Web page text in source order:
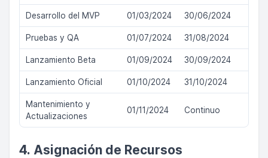
Desarrollo del MVP 01/03/2024 30/06/2024
Pruebas y QA 01/07/2024 31/08/2024
Lanzamiento Beta 01/09/2024 30/09/2024
Lanzamiento Oficial 01/10/2024 31/10/2024
Mantenimiento y
Actualizaciones
01/11/2024 Continuo
4. Asignación de Recursos